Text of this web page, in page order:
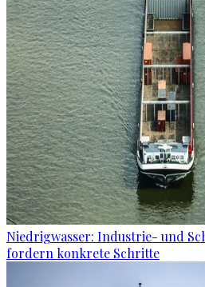
Niedrigwasser: Industrie- und
fordern konkrete Schritte